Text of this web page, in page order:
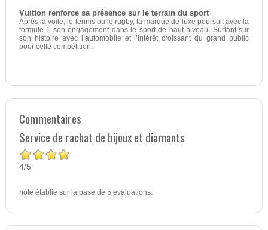
Vuitton renforce sa présence sur le terrain du sport
Après la voile, le tennis ou le rugby, la marque de luxe poursuit avec la
formule 1 son engagement dans le sport de haut niveau. Surfant sur
son histoire avec l’automobile et l’intérêt croissant du grand public
pour cette compétition.
Commentaires
Service de rachat de bijoux et diamants
4/5
note établie sur la base de 5évaluations.